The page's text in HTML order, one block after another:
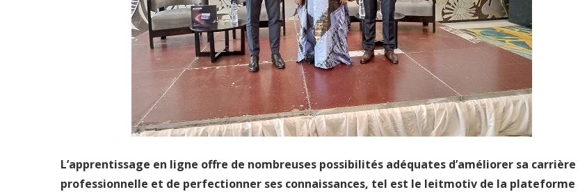
L’apprentissage en ligne offre de nombreuses possibilités adéquates d’améliorer sa carrière
professionnelle et de perfectionner ses connaissances, tel est le leitmotiv de la plateforme